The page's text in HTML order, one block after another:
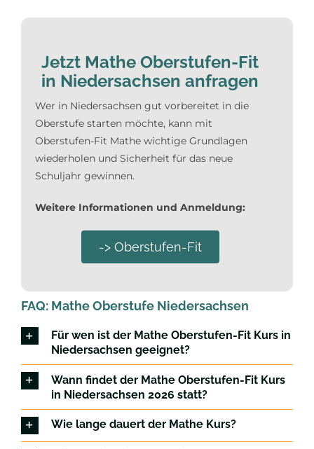
Jetzt Mathe Oberstufen-Fit
in Niedersachsen anfragen
Wer in Niedersachsen gut vorbereitet in die
Oberstufe starten möchte, kann mit
Oberstufen-Fit Mathe wichtige Grundlagen
wiederholen und Sicherheit für das neue
Schuljahr gewinnen.
Weitere Informationen und Anmeldung:
-> Oberstufen-Fit
FAQ: Mathe Oberstufe Niedersachsen
Für wen ist der Mathe Oberstufen-Fit Kurs in
Niedersachsen geeignet?
Wann findet der Mathe Oberstufen-Fit Kurs
in Niedersachsen 2026 statt?
Wie lange dauert der Mathe Kurs?